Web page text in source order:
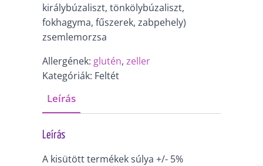
királybúzaliszt, tönkölybúzaliszt,
fokhagyma, fűszerek, zabpehely)
zsemlemorzsa
Allergének: glutén, zeller
Kategóriák: Feltét
Leírás
Leírás
A kisütött termékek súlya +/- 5%